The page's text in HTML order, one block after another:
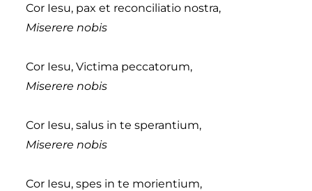
Cor Iesu, pax et reconciliatio nostra,
Miserere nobis
Cor Iesu, Victima peccatorum,
Miserere nobis
Cor Iesu, salus in te sperantium,
Miserere nobis
Cor Iesu, spes in te morientium,